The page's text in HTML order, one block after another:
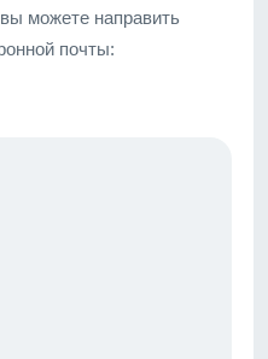
можете направить
почты: